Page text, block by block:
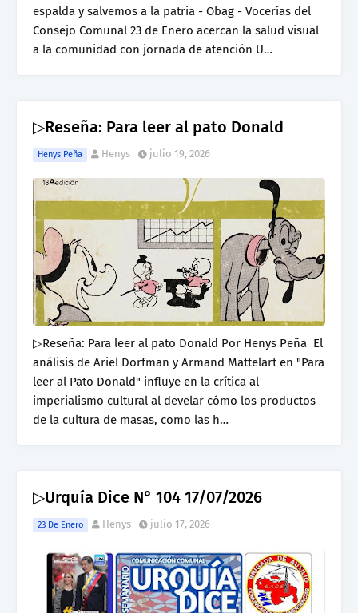
espalda y salvemos a la patria - Obag - Vocerías del
Consejo Comunal 23 de Enero acercan la salud visual
a la comunidad con jornada de atención U…
▷Reseña: Para leer al pato Donald
Henys Peña Henys julio 19, 2026
▷Reseña: Para leer al pato Donald Por Henys Peña El
análisis de Ariel Dorfman y Armand Mattelart en "Para
leer al Pato Donald" influye en la crítica al
imperialismo cultural al develar cómo los productos
de la cultura de masas, como las h…
▷Urquía Dice N° 104 17/07/2026
23 De Enero Henys julio 17, 2026